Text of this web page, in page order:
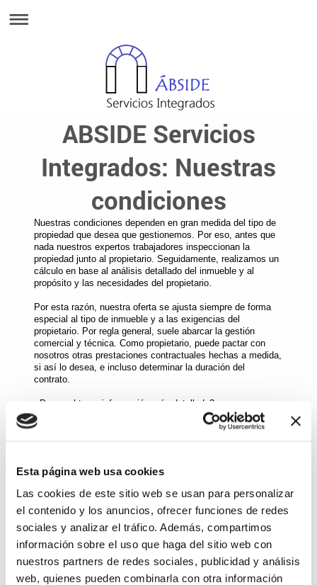
Esta página web usa cookies
Las cookies de este sitio web se usan para personalizar
el contenido y los anuncios, ofrecer funciones de redes
sociales y analizar el tráfico. Además, compartimos
información sobre el uso que haga del sitio web con
nuestros partners de redes sociales, publicidad y análisis
web, quienes pueden combinarla con otra información
ABSIDE Servicios
Integrados: Nuestras
condiciones
Nuestras condiciones dependen en gran medida del tipo de
propiedad que desea que gestionemos. Por eso, antes que
nada nuestros expertos trabajadores inspeccionan la
propiedad junto al propietario. Seguidamente, realizamos un
cálculo en base al análisis detallado del inmueble y al
propósito y las necesidades del propietario.
Por esta razón, nuestra oferta se ajusta siempre de forma
especial al tipo de inmueble y a las exigencias del
propietario. Por regla general, suele abarcar la gestión
comercial y técnica. Como propietario, puede pactar con
nosotros otras prestaciones contractuales hechas a medida,
si así lo desea, e incluso determinar la duración del
contrato.
¿Desea obtener información más detallada?
Le asesoraremos con mucho gusto de manera completa,
individualizada y sin compromiso. Sólo debe llamarnos al
Consulta de las ofertas
Le asesoraremos con mucho gusto sobre cualquier
oferta de manera gratuita y sin compromiso. Póngase
en contacto con nosotros llamando al: